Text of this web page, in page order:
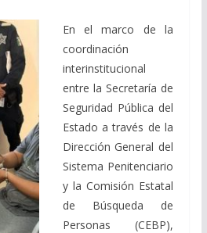
En el marco de la
coordinación
interinstitucional
entre la Secretaría de
Seguridad Pública del
Estado a través de la
Dirección General del
Sistema Penitenciario
y la Comisión Estatal
de Búsqueda de
Personas (CEBP),